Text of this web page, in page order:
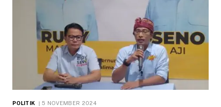
POLITIK 5 NOVEMBER 2024